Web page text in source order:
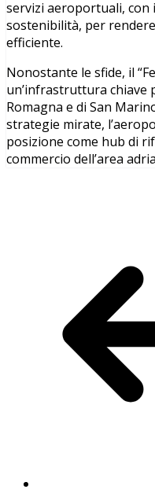
servizi aeroportuali, con
sostenibilità, per
efficiente.
Nonostante le sfide, il
un’infrastruttura chiave
Romagna e di San
strategie mirate,
posizione come hub di
commercio dell’area